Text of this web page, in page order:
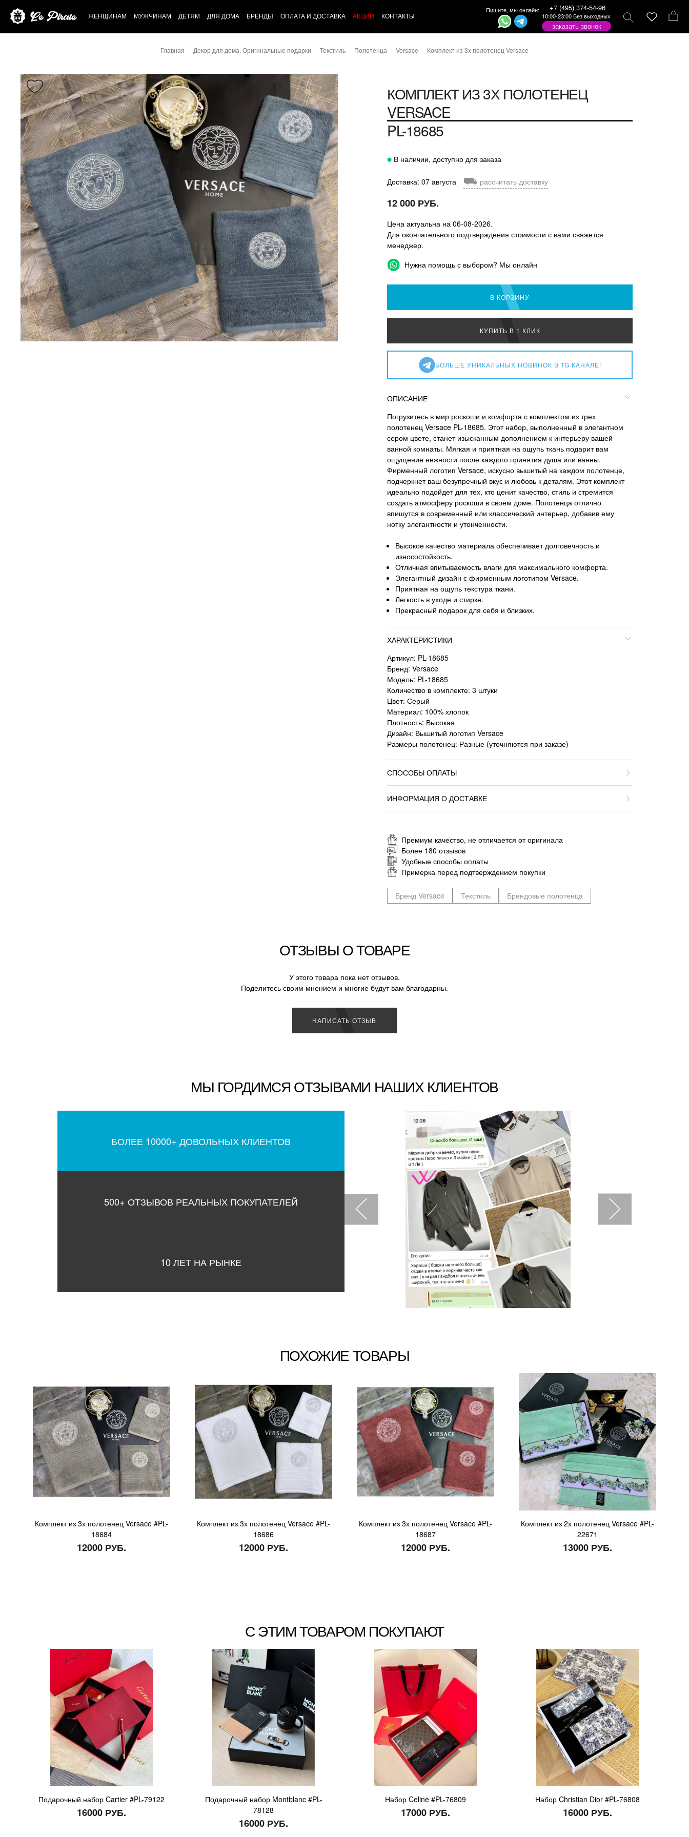
ЖЕНЩИНАМ МУЖЧИНАМ ДЕТЯМ ДЛЯ ДОМА БРЕНДЫ ОПЛАТА И ДОСТАВКА АКЦИИ КОНТАКТЫ
Пишите, мы онлайн: +7 (495) 374-54-96
10:00-23:00 Без выходных
заказать звонок
Главная Декор для дома. Оригинальные подарки Текстиль Полотенца Versace Комплект из 3х полотенец Versace
КОМПЛЕКТ ИЗ 3Х ПОЛОТЕНЕЦ
VERSACE
PL-18685
В наличии, доступно для заказа
Доставка: 07 августа ⛟ рассчитать доставку
12 000 РУБ.
Цена актуальна на 06-08-2026.
Для окончательного подтверждения стоимости с вами свяжется
менеджер.
Нужна помощь с выбором? Мы онлайн
В КОРЗИНУ
КУПИТЬ В 1 КЛИК
БОЛЬШЕ УНИКАЛЬНЫХ НОВИНОК В TG КАНАЛЕ!
ОПИСАНИЕ
Погрузитесь в мир роскоши и комфорта с комплектом из трех
полотенец Versace PL-18685. Этот набор, выполненный в элегантном
сером цвете, станет изысканным дополнением к интерьеру вашей
ванной комнаты. Мягкая и приятная на ощупь ткань подарит вам
ощущение нежности после каждого принятия душа или ванны.
Фирменный логотип Versace, искусно вышитый на каждом полотенце,
подчеркнет ваш безупречный вкус и любовь к деталям. Этот комплект
идеально подойдет для тех, кто ценит качество, стиль и стремится
создать атмосферу роскоши в своем доме. Полотенца отлично
впишутся в современный или классический интерьер, добавив ему
нотку элегантности и утонченности.
Высокое качество материала обеспечивает долговечность и
износостойкость.
Отличная впитываемость влаги для максимального комфорта.
Элегантный дизайн с фирменным логотипом Versace.
Приятная на ощупь текстура ткани.
Легкость в уходе и стирке.
Прекрасный подарок для себя и близких.
ХАРАКТЕРИСТИКИ
Артикул: PL-18685
Бренд: Versace
Модель: PL-18685
Количество в комплекте: 3 штуки
Цвет: Серый
Материал: 100% хлопок
Плотность: Высокая
Дизайн: Вышитый логотип Versace
Размеры полотенец: Разные (уточняются при заказе)
СПОСОБЫ ОПЛАТЫ
ИНФОРМАЦИЯ О ДОСТАВКЕ
Премиум качество, не отличается от оригинала
Более 180 отзывов
Удобные способы оплаты
Примерка перед подтверждением покупки
Бренд Versace Текстиль Брендовые полотенца
ОТЗЫВЫ О ТОВАРЕ
У этого товара пока нет отзывов.
Поделитесь своим мнением и многие будут вам благодарны.
НАПИСАТЬ ОТЗЫВ
МЫ ГОРДИМСЯ ОТЗЫВАМИ НАШИХ КЛИЕНТОВ
БОЛЕЕ 10000+ ДОВОЛЬНЫХ КЛИЕНТОВ
500+ ОТЗЫВОВ РЕАЛЬНЫХ ПОКУПАТЕЛЕЙ
10 ЛЕТ НА РЫНКЕ
ПОХОЖИЕ ТОВАРЫ
Комплект из 3х полотенец Versace #PL-
18684
12000 РУБ.
Комплект из 3х полотенец Versace #PL-
18686
12000 РУБ.
Комплект из 3х полотенец Versace #PL-
18687
12000 РУБ.
Комплект из 2х полотенец Versace #PL-
22671
13000 РУБ.
С ЭТИМ ТОВАРОМ ПОКУПАЮТ
Подарочный набор Cartier #PL-79122
16000 РУБ.
Подарочный набор Montblanc #PL-
78128
16000 РУБ.
Набор Celine #PL-76809
17000 РУБ.
Набор Christian Dior #PL-76808
16000 РУБ.